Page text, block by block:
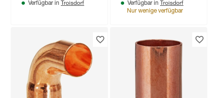
Verfügbar in Troisdorf Verfügbar in Troisdorf
Nur wenige verfügbar